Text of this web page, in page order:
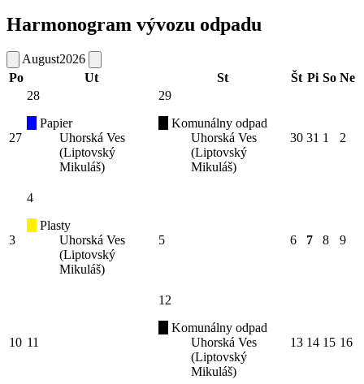
Harmonogram vývozu odpadu
August2026
Po
Ut St Št Pi So Ne
27
28
Papier
Uhorská Ves
(Liptovský
Mikuláš)
29
Komunálny odpad
Uhorská Ves
(Liptovský
Mikuláš)
30 31 1 2
3
4
Plasty
Uhorská Ves
(Liptovský
Mikuláš)
5 6 7 8 9
10 11
12
Komunálny odpad
Uhorská Ves
(Liptovský
Mikuláš)
13 14 15 16